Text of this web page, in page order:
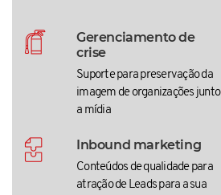
Gerenciamento de
crise
Suporte para preservação da
imagem de organizações junto
a mídia
Inbound marketing
Conteúdos de qualidade para
atração de Leads para a sua